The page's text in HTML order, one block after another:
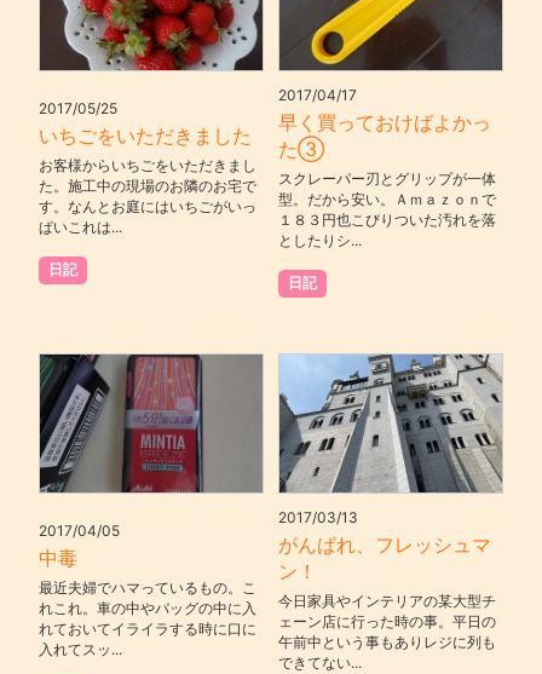
2017/05/25
いちごをいただきました
お客様からいちごをいただきまし
た。施工中の現場のお隣のお宅で
す。なんとお庭にはいちごがいっ
ぱいこれは...
日記
2017/04/17
早く買っておけばよかっ
た③
スクレーパー刃とグリップが一体
型。だから安い。Ａｍａｚｏｎで
１８３円也こびりついた汚れを落
としたりシ...
日記
2017/04/05
中毒
最近夫婦でハマっているもの。こ
れこれ。車の中やバッグの中に入
れておいてイライラする時に口に
入れてスッ...
2017/03/13
がんばれ、フレッシュマ
ン！
今日家具やインテリアの某大型チ
ェーン店に行った時の事。平日の
午前中という事もありレジに列も
できてない...